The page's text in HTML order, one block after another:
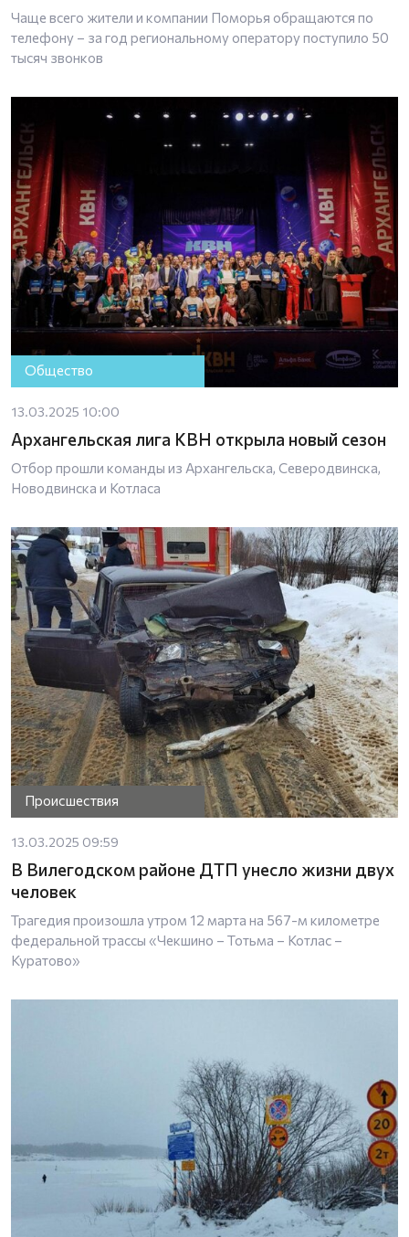
Чаще всего жители и компании Поморья обращаются по
телефону – за год региональному оператору поступило 50
тысяч звонков
Общество
13.03.2025 10:00
Архангельская лига КВН открыла новый сезон
Отбор прошли команды из Архангельска, Северодвинска,
Новодвинска и Котласа
Происшествия
13.03.2025 09:59
В Вилегодском районе ДТП унесло жизни двух
человек
Трагедия произошла утром 12 марта на 567-м километре
федеральной трассы «Чекшино – Тотьма – Котлас –
Куратово»